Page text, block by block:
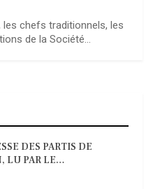
chefs traditionnels, les
de la Société…
DES PARTIS DE
LU PAR LE…